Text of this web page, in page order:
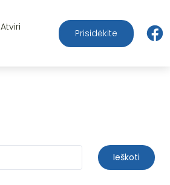
Atviri
Prisidėkite
Ieškoti